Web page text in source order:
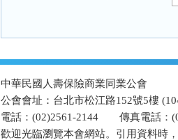
中華民國人壽保險商業同業公會
公會會址：台北市松江路152號5樓
電話：(02)2561-2144
傳真電話：
歡迎光臨瀏覽本會網站。引用資料時